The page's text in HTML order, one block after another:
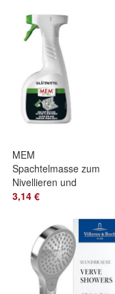
MEM
Spachtelmasse zum
Nivellieren und
Modellieren von
3,14 €